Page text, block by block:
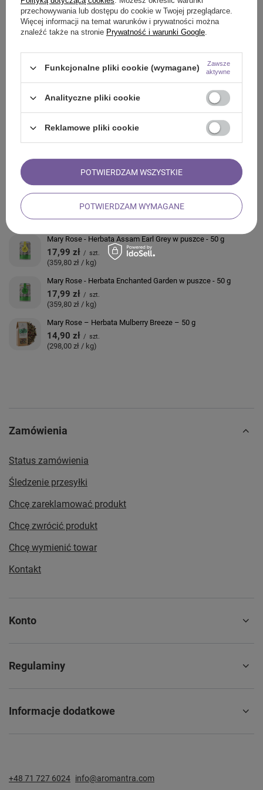
OPINIE
14,90 zł / szt.
(298,00 zł / kg)
Mary Rose – Hibiskus ekologiczny – Malwa Sudańska (płatki)
14,90 zł / szt.
(298,00 zł / kg)
Mary Rose - Herbata Assam Earl Grey w puszce - 50 g
17,99 zł / szt.
(359,80 zł / kg)
Mary Rose - Herbata Enchanted Garden w puszce - 50 g
17,99 zł / szt.
(359,80 zł / kg)
Mary Rose – Herbata Mulberry Breeze – 50 g
14,90 zł / szt.
(298,00 zł / kg)
Zamówienia
Status zamówienia
Śledzenie przesyłki
Chcę zareklamować produkt
Chcę zwrócić produkt
Chcę wymienić towar
Kontakt
Konto
Regulaminy
Informacje dodatkowe
+48 71 727 6024 info@aromantra.com
przechowywania lub dostępu do cookie w Twojej przeglądarce.
Więcej informacji na temat warunków i prywatności można
znaleźć także na stronie Prywatność i warunki Google.
Funkcjonalne pliki cookie (wymagane)
Zawsze
aktywne
Analityczne pliki cookie
Reklamowe pliki cookie
POTWIERDZAM WYMAGANE
POTWIERDZAM WSZYSTKIE